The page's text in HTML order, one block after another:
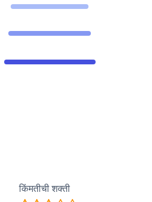
किंमतीची शक्ती